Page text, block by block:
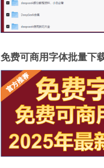
免费可商用字体批量下